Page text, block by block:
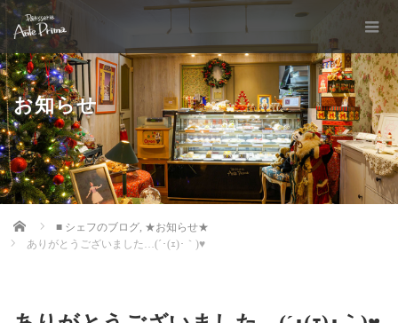
お知らせ
Home ■ シェフのブログ, ★お知らせ★
ありがとうございました…(´･(ｪ)･｀)♥